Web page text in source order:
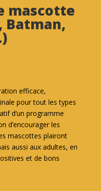
mascotte
Batman,
efficace,
pour tout les types
d’un programme
d’encourager les
mascottes plairont
aussi aux adultes, en
et de bons